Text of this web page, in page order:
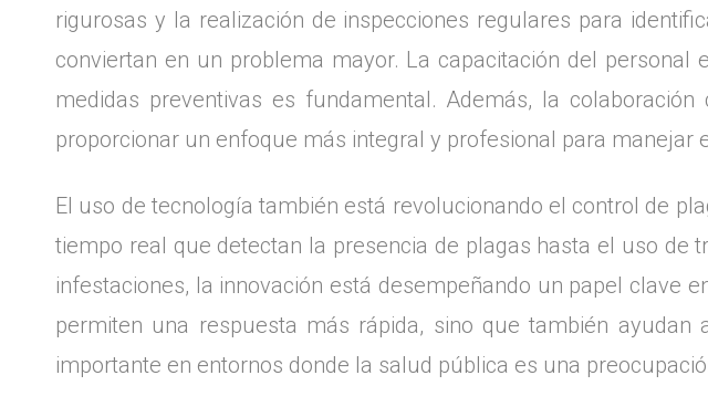
rigurosas y la realización de inspecciones regulares para
conviertan en un problema mayor. La capacitación del
medidas preventivas es fundamental. Además, la
proporcionar un enfoque más integral y profesional para manejar
El uso de tecnología también está revolucionando el control de
tiempo real que detectan la presencia de plagas hasta el uso de
infestaciones, la innovación está desempeñando un papel clave
permiten una respuesta más rápida, sino que también
importante en entornos donde la salud pública es una